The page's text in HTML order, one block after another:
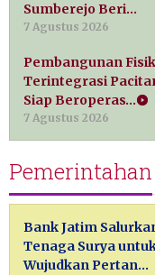
Sumberejo Beri…
7 Agustus 2026
Pembangunan
Terintegrasi
Siap Beroperas…
7 Agustus 2026
Pemerintahan
Bank Jatim
Tenaga Surya
Wujudkan Pertan…